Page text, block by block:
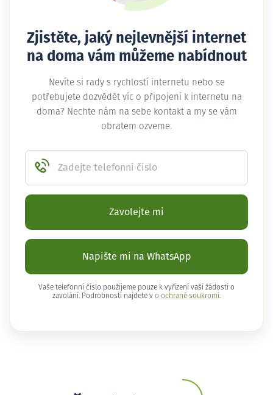
Zjistěte, jaký nejlevnější internet
na doma vám můžeme nabídnout
Nevíte si rady s rychlostí internetu nebo se
potřebujete dozvědět víc o připojení k internetu na
doma? Nechte nám na sebe kontakt a my se vám
obratem ozveme.
Zadejte telefonní číslo
Zavolejte mi
Napište mi na WhatsApp
Vaše telefonní číslo použijeme pouze k vyřízení vaší žádosti o
zavolání. Podrobnosti najdete v o ochraně soukromí .